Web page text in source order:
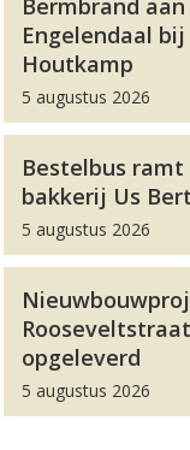
Bermbrand aan
Engelendaal
Houtkamp
5 augustus 2026
Bestelbus ramt
bakkerij Us
5 augustus 2026
Rooseveltstraat
opgeleverd
5 augustus 2026